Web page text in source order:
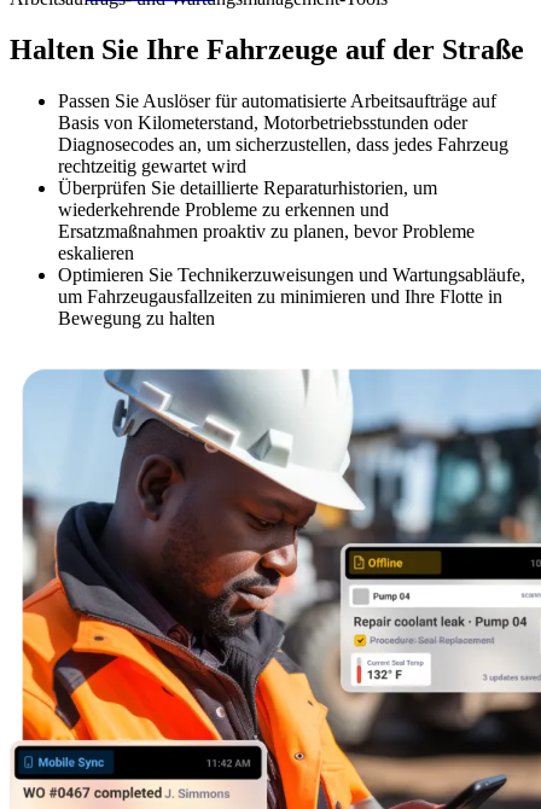
eMaint AI
STEIGERN SIE DEN ANLAGENWERT
Öl & Gas
Upstream, Midstream, Downstream
Halten Sie Ihre Fahrzeuge auf der Straße
Passen Sie Auslöser für automatisierte Arbeitsaufträge auf
Basis von Kilometerstand, Motorbetriebsstunden oder
Diagnosecodes an, um sicherzustellen, dass jedes Fahrzeug
rechtzeitig gewartet wird
Überprüfen Sie detaillierte Reparaturhistorien, um
wiederkehrende Probleme zu erkennen und
Ersatzmaßnahmen proaktiv zu planen, bevor Probleme
eskalieren
Optimieren Sie Technikerzuweisungen und Wartungsabläufe,
um Fahrzeugausfallzeiten zu minimieren und Ihre Flotte in
Bewegung zu halten